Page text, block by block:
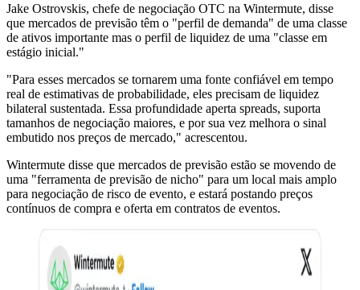
Jake Ostrovskis, chefe de negociação OTC na Wintermute, disse
que mercados de previsão têm o "perfil de demanda" de uma classe
de ativos importante mas o perfil de liquidez de uma "classe em
estágio inicial."
"Para esses mercados se tornarem uma fonte confiável em tempo
real de estimativas de probabilidade, eles precisam de liquidez
bilateral sustentada. Essa profundidade aperta spreads, suporta
tamanhos de negociação maiores, e por sua vez melhora o sinal
embutido nos preços de mercado," acrescentou.
Wintermute disse que mercados de previsão estão se movendo de
uma "ferramenta de previsão de nicho" para um local mais amplo
para negociação de risco de evento, e estará postando preços
contínuos de compra e oferta em contratos de eventos.